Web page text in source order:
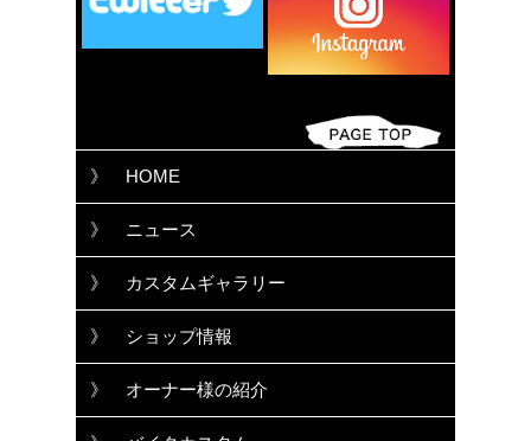
》 HOME
》 ニュース
》 カスタムギャラリー
》 ショップ情報
》 オーナー様の紹介